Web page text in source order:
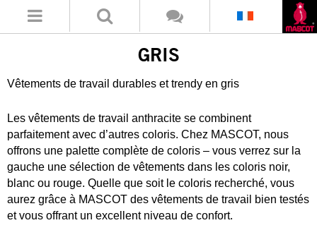
GRIS
Vêtements de travail durables et trendy en gris
Les vêtements de travail anthracite se combinent
parfaitement avec d’autres coloris. Chez MASCOT, nous
offrons une palette complète de coloris – vous verrez sur la
gauche une sélection de vêtements dans les coloris noir,
blanc ou rouge. Quelle que soit le coloris recherché, vous
aurez grâce à MASCOT des vêtements de travail bien testés
et vous offrant un excellent niveau de confort.